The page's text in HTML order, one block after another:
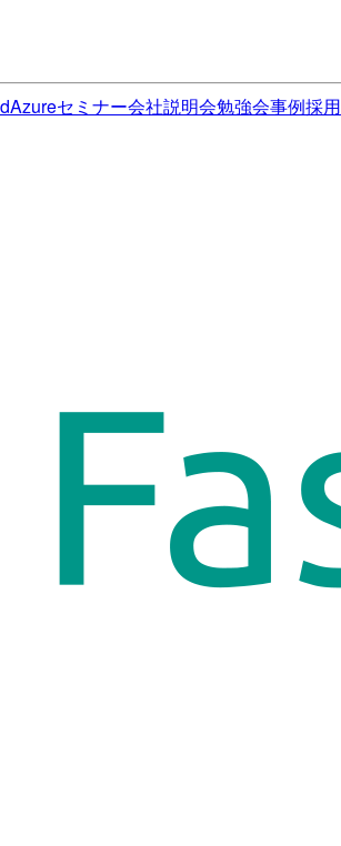
Azureセミナー会社説明会勉強会事例採用